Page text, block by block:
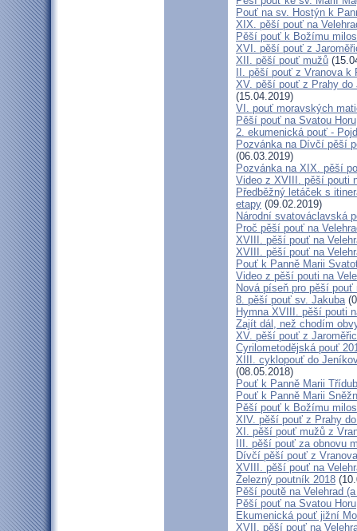
Pouť na sv. Hostýn k
XIX. pěší pouť na
Pěší pouť k Božímu
XVI. pěší pouť z
XII. pěší pouť mužů
II. pěší pouť z Vranova k
XV. pěší pouť z Prahy
(15.04.2019)
VI. pouť moravských
Pěší pouť na Svatou Horu
2. ekumenická pouť -
Pozvánka na Dívčí pěší
(06.03.2019)
Pozvánka na XIX. pěší
Video z XVIII. pěší pouti
Předběžný letáček s
etapy (09.02.2019)
Národní svatováclavská
Proč pěší pouť na
XVIII. pěší pouť na
XVIII. pěší pouť na
Pouť k Panně Marii
Video z pěší pouti na
Nová píseň pro pěší pouť
8. pěší pouť sv. Jakuba
Hymna XVIII. pěší pouti
Zajít dál, než chodím
XV. pěší pouť z
Cyrilometodějská pouť
XIII. cyklopouť do
(08.05.2018)
Pouť k Panně Marii
Pouť k Panně Marii
Pěší pouť k Božímu
XIV. pěší pouť z Prahy
XI. pěší pouť mužů z
III. pěší pouť za obnovu
Dívčí pěší pouť z
XVIII. pěší pouť na
Železný poutník 2018
Pěší poutě na Velehrad
Pěší pouť na Svatou Horu
Ekumenická pouť jižní
XVII. pěší pouť na